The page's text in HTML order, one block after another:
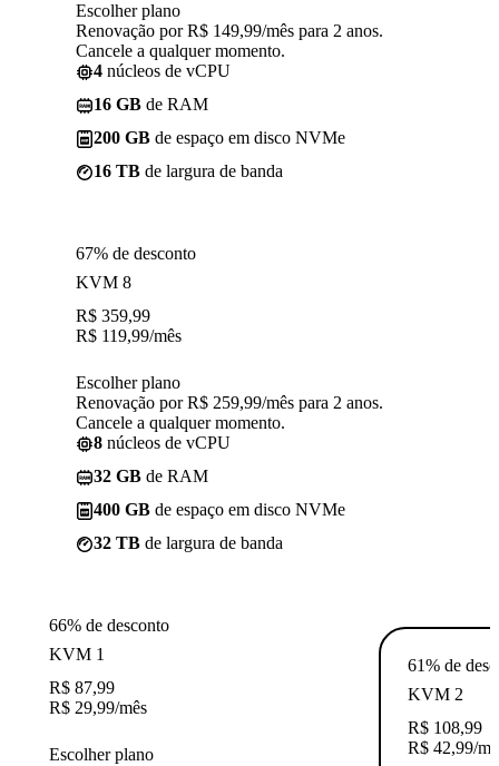
Escolher plano
Renovação por R$ 149,99/mês para 2 anos.
Cancele a qualquer momento.
4 núcleos de vCPU
16 GB de RAM
200 GB de espaço em disco NVMe
16 TB de largura de banda
67% de desconto
KVM 8
R$ 359,99
R$ 119,99/mês
Escolher plano
Renovação por R$ 259,99/mês para 2 anos.
Cancele a qualquer momento.
8 núcleos de vCPU
32 GB de RAM
400 GB de espaço em disco NVMe
32 TB de largura de banda
66% de desconto
KVM 1
R$ 87,99
R$ 29,99/mês
Escolher plano
61% de
KVM 2
R$ 108,99
R$ 42,99/